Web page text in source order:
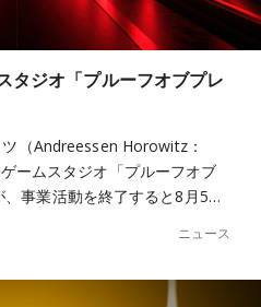
タジオ「プルーフオブプレ
（Andreessen Horowitz：
ームスタジオ「プルーフオブ
事業活動を終了すると8月5…
ニュース